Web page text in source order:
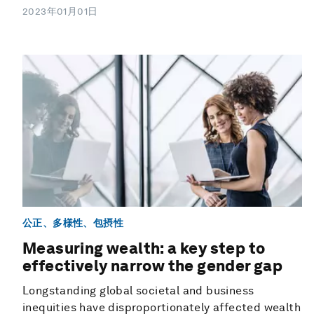
2023年01月01日
公正、多様性、包摂性
Measuring wealth: a key step to
effectively narrow the gender gap
Longstanding global societal and business
inequities have disproportionately affected wealth